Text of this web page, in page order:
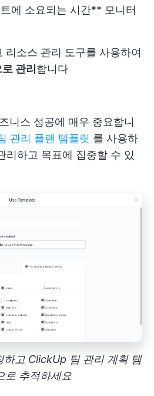
에 소요되는 시간** 모니터
리소스 관리 도구를 사용하여
관리합니다
니스 성공에 매우 중요합니
관리 플랜 템플릿 를 사용하
리하고 목표에 집중할 수 있
하고 ClickUp 팀 관리 계획 템
로 추적하세요